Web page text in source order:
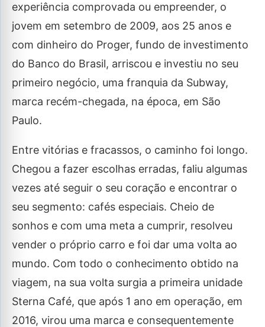
experiência comprovada ou empreender, o
jovem em setembro de 2009, aos 25 anos e
com dinheiro do Proger, fundo de investimento
do Banco do Brasil, arriscou e investiu no seu
primeiro negócio, uma franquia da Subway,
marca recém-chegada, na época, em São
Paulo.
Entre vitórias e fracassos, o caminho foi longo.
Chegou a fazer escolhas erradas, faliu algumas
vezes até seguir o seu coração e encontrar o
seu segmento: cafés especiais. Cheio de
sonhos e com uma meta a cumprir, resolveu
vender o próprio carro e foi dar uma volta ao
mundo. Com todo o conhecimento obtido na
viagem, na sua volta surgia a primeira unidade
Sterna Café, que após 1 ano em operação, em
2016, virou uma marca e consequentemente